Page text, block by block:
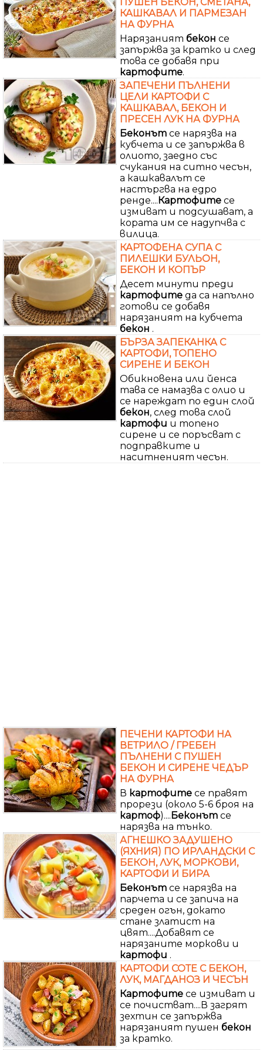
КАШКАВАЛ И ПАРМЕЗАН
НА ФУРНА
Нарязаният бекон се
запържва за кратко и след
това се добавя при
картофите.
ЗАПЕЧЕНИ ПЪЛНЕНИ
ЦЕЛИ КАРТОФИ С
КАШКАВАЛ, БЕКОН И
ПРЕСЕН ЛУК НА ФУРНА
Беконът се нарязва на
кубчета и се запържва в
олиото, заедно със
счукания на ситно чесън,
а кашкавалът се
настъргва на едро
ренде....Картофите се
измиват и подсушават, а
кората им се надупчва с
вилица.
КАРТОФЕНА СУПА С
ПИЛЕШКИ БУЛЬОН,
БЕКОН И КОПЪР
Десет минути преди
картофите да са напълно
готови се добавя
нарязаният на кубчета
бекон .
БЪРЗА ЗАПЕКАНКА С
КАРТОФИ, ТОПЕНО
СИРЕНЕ И БЕКОН
Обикновена или йенса
тава се намазва с олио и
се нареждат по един слой
бекон, след това слой
картофи и топено
сирене и се поръсват с
подправките и
наситненият чесън.
ПЕЧЕНИ КАРТОФИ НА
ВЕТРИЛО / ГРЕБЕН
ПЪЛНЕНИ С ПУШЕН
БЕКОН И СИРЕНЕ ЧЕДЪР
НА ФУРНА
В картофите се правят
прорези (около 5-6 броя на
картоф)....Беконът се
нарязва на тънко.
АГНЕШКО ЗАДУШЕНО
(ЯХНИЯ) ПО ИРЛАНДСКИ С
БЕКОН, ЛУК, МОРКОВИ,
КАРТОФИ И БИРА
Беконът се нарязва на
парчета и се запича на
среден огън, докато
стане златист на
цвят....Добавят се
нарязаните моркови и
картофи .
КАРТОФИ СОТЕ С БЕКОН,
ЛУК, МАГДАНОЗ И ЧЕСЪН
Картофите се измиват и
се почистват....В загрят
зехтин се запържва
нарязаният пушен бекон
за кратко.